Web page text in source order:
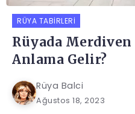
RÜYA TABIRLERI
Rüyada Merdiven
Anlama Gelir?
Rüya Balci
Ağustos 18, 2023